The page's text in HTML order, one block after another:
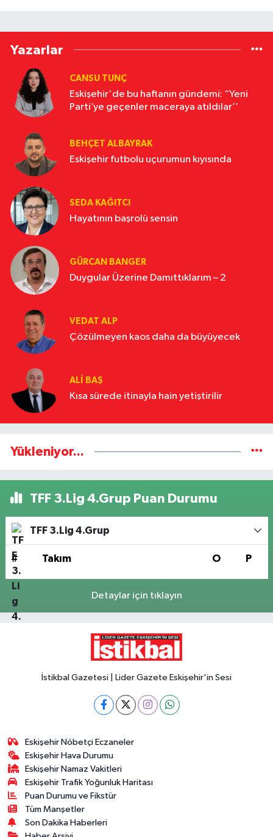
Yazarlar
CANSU TUNÇ
Eskişehir'de bu haftanın gündemi: “Yeni
Parti’ye geçenler maceraya atıldılar’’
BEHÇET ALBAYRAK
Eskişehir futbolu uçurumun kıyısında
SEDA KAĞITCI
Hayatının başrolü sensin
GÜRCAN BANGER
Duygular Üzerine Damıttıklarım – 2
VEDAT ALP
Çözülmeyen kaos daha da büyüyecek
ALI BAŞ
Kısa sürede itinayla hain yetiştirilir
Yükleniyor...
TFF 3.Lig 4.Grup Puan Durumu
TFF 3.Lig 4.Grup
# Takım O P
Detaylar için tıklayın
İstikbal Gazetesi | Lider Gazete Eskişehir'in Sesi
Eskişehir Nöbetçi Eczaneler
Eskişehir Hava Durumu
Eskişehir Namaz Vakitleri
Eskişehir Trafik Yoğunluk Haritası
Puan Durumu ve Fikstür
Tüm Manşetler
Son Dakika Haberleri